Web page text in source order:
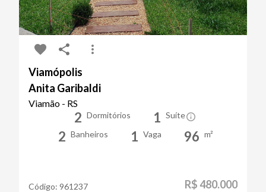
Viamópolis
Anita Garibaldi
Viamão - RS
2 Dormitórios 1 Suíte
2 Banheiros 1 Vaga 96 m²
Código: 961237 R$ 480.000